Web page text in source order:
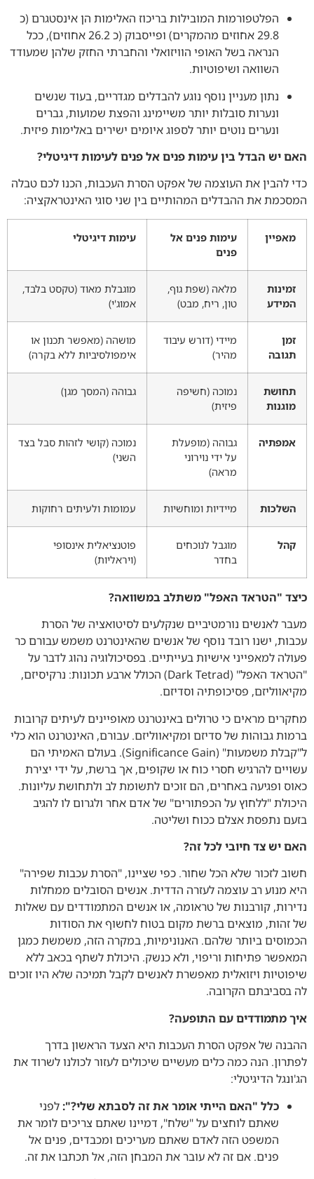
הפלטפורמות המובילות בריכוז האלימות הן אינסטגרם (כ
29.8 אחוזים מהמקרים) ופייסבוק (כ 26.2 אחוזים), ככל
הנראה בשל האופי הוויזואלי והחברתי החזק שלהן שמעודד
השוואה ושיפוטיות.
נתון מעניין נוסף נוגע להבדלים מגדריים, בעוד שנשים
ונערות סובלות יותר משיימינג והפצת שמועות, גברים
ונערים נוטים יותר לספוג איומים ישירים באלימות פיזית.
האם יש הבדל בין עימות פנים אל פנים לעימות דיגיטלי?
כדי להבין את העוצמה של אפקט הסרת העכבות, הכנו לכם טבלה
המסכמת את ההבדלים המהותיים בין שני סוגי האינטראקציה:
מאפיין
עימות פנים אל
פנים
עימות דיגיטלי
זמינות
המידע
מלאה (שפת גוף,
טון, ריח, מבט)
מוגבלת מאוד (טקסט בלבד,
אמוג'י)
זמן
תגובה
מיידי (דורש עיבוד
מהיר)
מושהה (מאפשר תכנון או
אימפולסיביות ללא בקרה)
תחושת
מוגנות
נמוכה (חשיפה
פיזית)
גבוהה (המסך מגן)
אמפתיה
גבוהה (מופעלת
על ידי נוירוני
מראה)
נמוכה (קושי לזהות סבל בצד
השני)
השלכות מיידיות ומוחשיות עמומות ולעיתים רחוקות
קהל
מוגבל לנוכחים
בחדר
פוטנציאלית אינסופי
(ויראליות)
כיצד "הטראד האפל" משתלב במשוואה?
מעבר לאנשים נורמטיביים שנקלעים לסיטואציה של הסרת
עכבות, ישנו רובד נוסף של אנשים שהאינטרנט משמש עבורם כר
פעולה למאפייני אישיות בעייתיים. בפסיכולוגיה נהוג לדבר על
"הטראד האפל" (Dark Tetrad) הכולל ארבע תכונות: נרקיסיזם,
מקיאווליזם, פסיכופתיה וסדיזם.
מחקרים מראים כי טרולים באינטרנט מאופיינים לעיתים קרובות
ברמות גבוהות של סדיזם ומקיאווליזם. עבורם, האינטרנט הוא כלי
ל"קבלת משמעות" (Significance Gain). בעולם האמיתי הם
עשויים להרגיש חסרי כוח או שקופים, אך ברשת, על ידי יצירת
כאוס ופגיעה באחרים, הם זוכים לתשומת לב ולתחושת עליונות.
היכולת "ללחוץ על הכפתורים" של אדם אחר ולגרום לו להגיב
בזעם נתפסת אצלם ככוח ושליטה.
האם יש צד חיובי לכל זה?
חשוב לזכור שלא הכל שחור. כפי שציינו, "הסרת עכבות שפירה"
היא מנוע רב עוצמה לעזרה הדדית. אנשים הסובלים ממחלות
נדירות, קורבנות של טראומה, או אנשים המתמודדים עם שאלות
של זהות, מוצאים ברשת מקום בטוח לחשוף את הסודות
הכמוסים ביותר שלהם. האנונימיות, במקרה הזה, משמשת כמגן
המאפשר פתיחות וריפוי, ולא כנשק. היכולת לשתף בכאב ללא
שיפוטיות ויזואלית מאפשרת לאנשים לקבל תמיכה שלא היו זוכים
לה בסביבתם הקרובה.
איך מתמודדים עם התופעה?
ההבנה של אפקט הסרת העכבות היא הצעד הראשון בדרך
לפתרון. הנה כמה כלים מעשיים שיכולים לעזור לכולנו לשרוד את
הג'ונגל הדיגיטלי:
כלל "האם הייתי אומר את זה לסבתא שלי?": לפני
שאתם לוחצים על "שלח", דמיינו שאתם צריכים לומר את
המשפט הזה לאדם שאתם מעריכים ומכבדים, פנים אל
פנים. אם זה לא עובר את המבחן הזה, אל תכתבו את זה.